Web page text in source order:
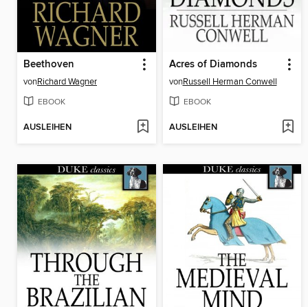
Beethoven
vonRichard Wagner
EBOOK
AUSLEIHEN
Acres of Diamonds
vonRussell Herman Conwell
EBOOK
AUSLEIHEN